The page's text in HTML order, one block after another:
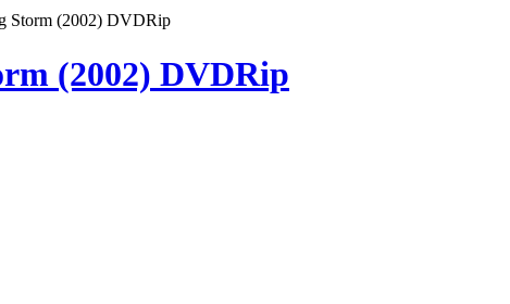
Storm (2002) DVDRip
(2002) DVDRip